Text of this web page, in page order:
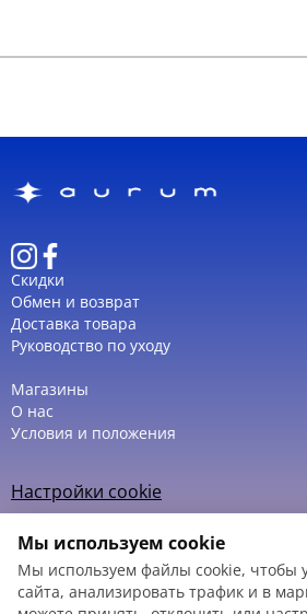
Скидки
Обмен и возврат
Доставка товара
Руководство по уходу
Магазины
О нас
Условия и положения
Настройки cookie
Мы используем cookie
Мы используем файлы cookie, чтобы
сайта, анализировать трафик и в